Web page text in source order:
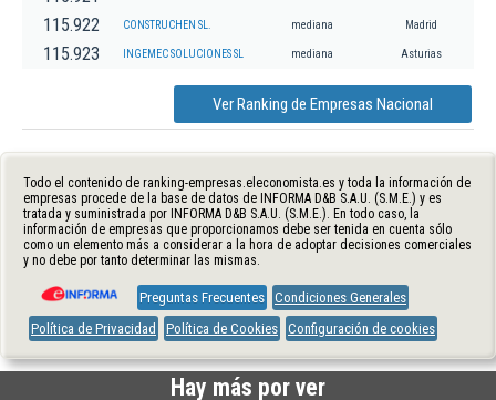
115.922 CONSTRUCHEN SL. mediana Madrid
115.923 INGEMEC SOLUCIONES SL mediana Asturias
Ver Ranking de Empresas Nacional
Todo el contenido de ranking-empresas.eleconomista.es y toda la información de
empresas procede de la base de datos de INFORMA D&B S.A.U. (S.M.E.) y es
tratada y suministrada por INFORMA D&B S.A.U. (S.M.E.). En todo caso, la
información de empresas que proporcionamos debe ser tenida en cuenta sólo
como un elemento más a considerar a la hora de adoptar decisiones comerciales
y no debe por tanto determinar las mismas.
Preguntas Frecuentes Condiciones Generales
Política de Privacidad
Política de Cookies Configuración de cookies
Hay más por ver